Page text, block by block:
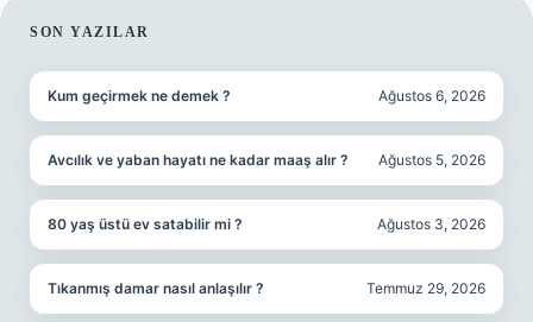
SIDEBAR
SON YAZILAR
Kum geçirmek ne demek ? Ağustos 6, 2026
Avcılık ve yaban hayatı ne kadar maaş alır ? Ağustos 5, 2026
80 yaş üstü ev satabilir mi ? Ağustos 3, 2026
Tıkanmış damar nasıl anlaşılır ? Temmuz 29, 2026